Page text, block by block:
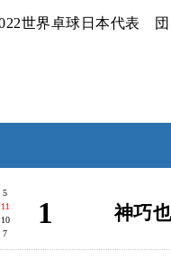
世界卓球日本代表 団
5
11
7
1 神巧